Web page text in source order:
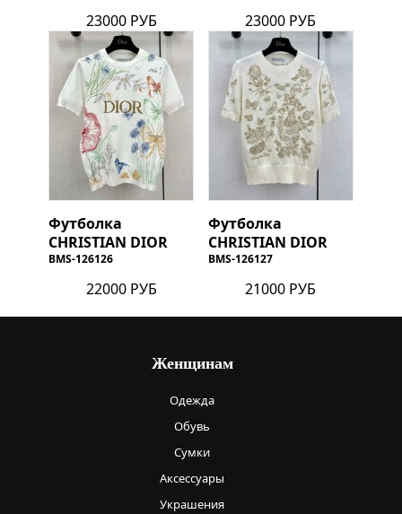
23000 РУБ 23000 РУБ
Футболка
CHRISTIAN DIOR
BMS-126126
22000 РУБ
Футболка
CHRISTIAN DIOR
BMS-126127
21000 РУБ
Женщинам
Одежда
Обувь
Сумки
Аксессуары
Украшения